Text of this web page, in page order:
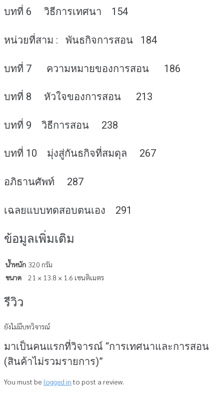
บทที่ 6 วิธีการเทศนา 154
หน่วยที่สาม : พันธกิจการสอน 184
บทที่ 7 ความหมายของการสอน 186
บทที่ 8 หัวใจของการสอน 213
บทที่ 9 วิธีการสอน 238
บทที่ 10 มุ่งสู่กันธกิจที่สมดุล 267
อภิธานศัพท์ 287
เฉลยแบบทดสอบตนเอง 291
ข้อมูลเพิ่มเติม
น้ำหนัก 320 กรัม
ขนาด
21 × 13.8 × 1.6 เซนติเมตร
รีวิว
ยังไม่มีบทวิจารณ์
มาเป็นคนแรกที่วิจารณ์ “การเทศนาและการสอน
(สินค้าไม่รวมรายการ)”
You must be logged into post a review.